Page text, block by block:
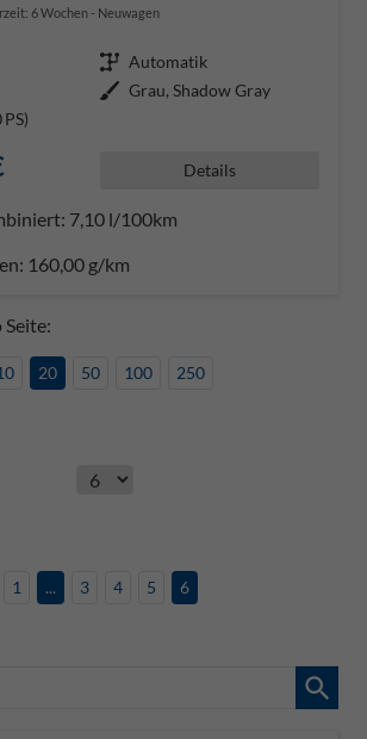
6 Wochen Neuwagen
Getriebe Automatik
Außenfarbe Grau, Shadow Gray
Details
7,10 l/100km
160,00 g/km
20 50 100 250
1 ... 3 4 5 6